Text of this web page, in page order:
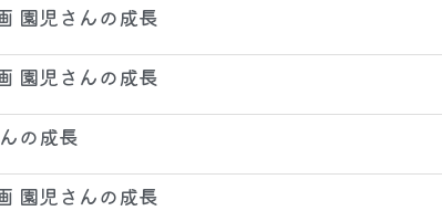
園児さんの成長
園児さんの成長
の成長
園児さんの成長